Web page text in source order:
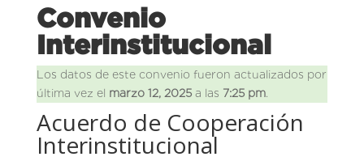
Convenio
Interinstitucional
Los datos de este convenio fueron actualizados por
última vez el marzo 12, 2025a las 7:25 pm.
Acuerdo de Cooperación
Interinstitucional